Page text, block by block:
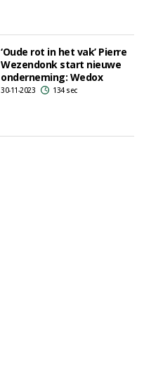
‘Oude rot in het vak’ Pierre
Wezendonk start nieuwe
onderneming: Wedox
30-11-2023 134 sec